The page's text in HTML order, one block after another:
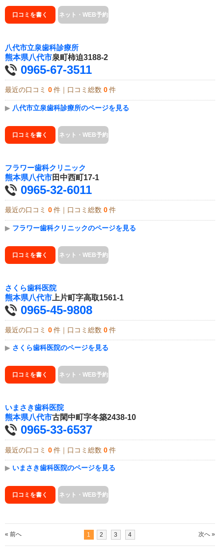
口コミを書く ネット・WEB予約
八代市立泉歯科診療所
熊本県八代市泉町柿迫3188-2
0965-67-3511
最近の口コミ 0 件｜口コミ総数 0 件
▶ 八代市立泉歯科診療所のページを見る
口コミを書く ネット・WEB予約
フラワー歯科クリニック
熊本県八代市田中西町17-1
0965-32-6011
最近の口コミ 0 件｜口コミ総数 0 件
▶ フラワー歯科クリニックのページを見る
口コミを書く ネット・WEB予約
さくら歯科医院
熊本県八代市 上片町字高取1561-1
0965-45-9808
最近の口コミ 0 件｜口コミ総数 0 件
▶ さくら歯科医院のページを見る
口コミを書く ネット・WEB予約
いまさき歯科医院
熊本県八代市古閑中町字冬築2438-10
0965-33-6537
最近の口コミ 0 件｜口コミ総数 0 件
▶ いまさき歯科医院のページを見る
口コミを書く ネット・WEB予約
« 前へ 1 2 3 4 次へ »